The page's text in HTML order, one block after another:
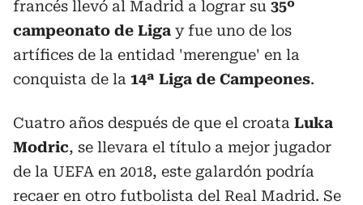
francés llevó al Madrid a lograr su 35º
campeonato de Liga y fue uno de los
artífices de la entidad 'merengue' en la
conquista de la 14ª Liga de Campeones.
Cuatro años después de que el croata Luka
Modric, se llevara el título a mejor jugador
de la UEFA en 2018, este galardón podría
recaer en otro futbolista del Real Madrid. Se